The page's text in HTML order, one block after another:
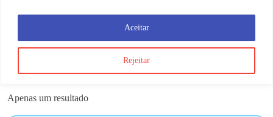
Rejeitar
Aceitar
4109
Apenas um resultado